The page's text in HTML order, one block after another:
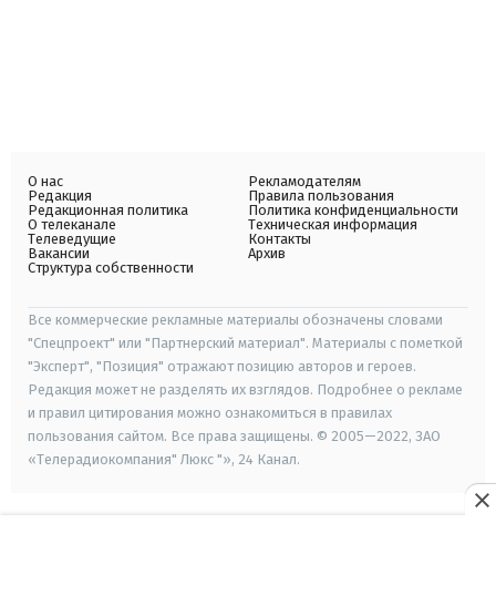
О нас
Редакция
Редакционная политика
О телеканале
Телеведущие
Вакансии
Структура собственности
Рекламодателям
Правила пользования
Политика конфиденциальности
Техническая информация
Контакты
Архив
Все коммерческие рекламные материалы обозначены словами
"Спецпроект" или "Партнерский материал". Материалы с пометкой
"Эксперт", "Позиция" отражают позицию авторов и героев.
Редакция может не разделять их взглядов. Подробнее о рекламе
и правил цитирования можно ознакомиться в правилах
пользования сайтом. Все права защищены. © 2005—2022, ЗАО
«Телерадиокомпания" Люкс "», 24 Канал.